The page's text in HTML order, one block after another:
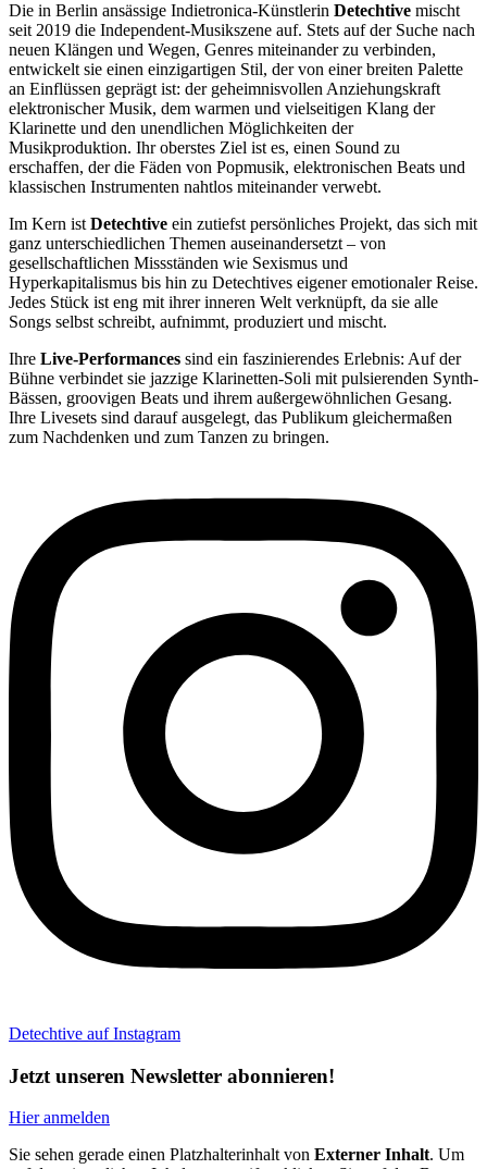
Die in Berlin ansässige Indietronica-Künstlerin Detechtive mischt
seit 2019 die Independent-Musikszene auf. Stets auf der Suche nach
neuen Klängen und Wegen, Genres miteinander zu verbinden,
entwickelt sie einen einzigartigen Stil, der von einer breiten Palette
an Einflüssen geprägt ist: der geheimnisvollen Anziehungskraft
elektronischer Musik, dem warmen und vielseitigen Klang der
Klarinette und den unendlichen Möglichkeiten der
Musikproduktion. Ihr oberstes Ziel ist es, einen Sound zu
erschaffen, der die Fäden von Popmusik, elektronischen Beats und
klassischen Instrumenten nahtlos miteinander verwebt.
Im Kern ist Detechtive ein zutiefst persönliches Projekt, das sich mit
ganz unterschiedlichen Themen auseinandersetzt – von
gesellschaftlichen Missständen wie Sexismus und
Hyperkapitalismus bis hin zu Detechtives eigener emotionaler Reise.
Jedes Stück ist eng mit ihrer inneren Welt verknüpft, da sie alle
Songs selbst schreibt, aufnimmt, produziert und mischt.
Ihre Live-Performances sind ein faszinierendes Erlebnis: Auf der
Bühne verbindet sie jazzige Klarinetten-Soli mit pulsierenden Synth-
Bässen, groovigen Beats und ihrem außergewöhnlichen Gesang.
Ihre Livesets sind darauf ausgelegt, das Publikum gleichermaßen
zum Nachdenken und zum Tanzen zu bringen.
Detechtive auf Instagram
Jetzt unseren Newsletter abonnieren!
Hier anmelden
Sie sehen gerade einen Platzhalterinhalt von Externer Inhalt. Um